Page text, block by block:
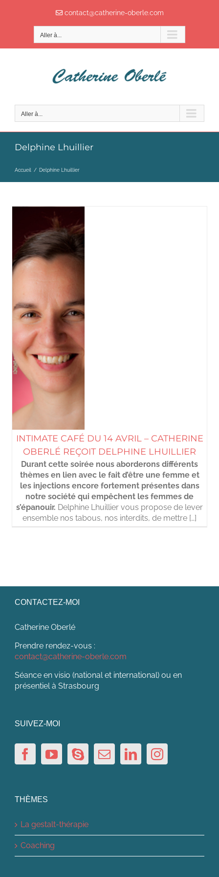
contact@catherine-oberle.com
Aller à...
Aller à...
Delphine Lhuillier
Accueil / Delphine Lhuillier
INTIMATE CAFÉ DU 14 AVRIL – CATHERINE
OBERLÉ REÇOIT DELPHINE LHUILLIER
Durant cette soirée nous aborderons différents
thèmes en lien avec le fait d’être une femme et
les injections encore fortement présentes dans
notre société qui empêchent les femmes de
s’épanouir. Delphine Lhuillier vous propose de lever
ensemble nos tabous, nos interdits, de mettre […]
CONTACTEZ-MOI
Catherine Oberlé
Prendre rendez-vous :
contact@catherine-oberle.com
Séance en visio (national et international) ou en
présentiel à Strasbourg
SUIVEZ-MOI
THÈMES
La gestalt-thérapie
Coaching